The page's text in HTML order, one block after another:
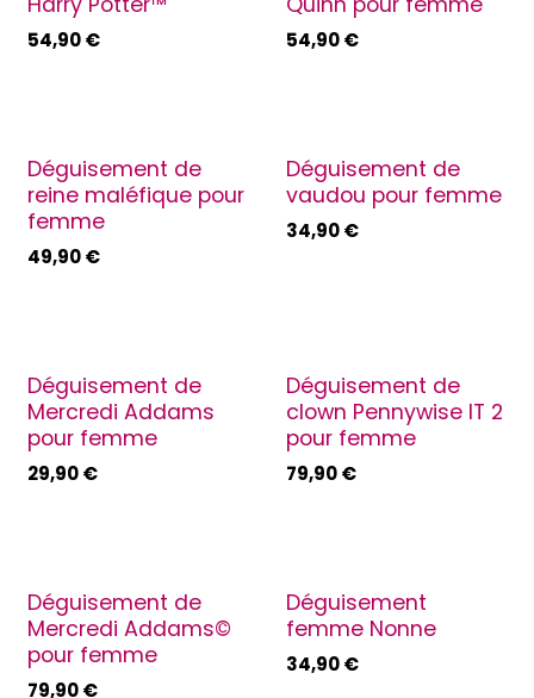
54,90€ 54,90€
Déguisement de
reine maléfique pour
femme
49,90€
Déguisement de
vaudou pour femme
34,90€
Déguisement de
Mercredi Addams
pour femme
29,90€
Déguisement de
clown Pennywise IT 2
pour femme
79,90€
Déguisement de
Mercredi Addams©
pour femme
79,90€
Déguisement
femme Nonne
34,90€